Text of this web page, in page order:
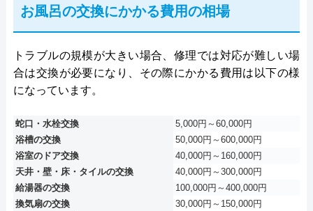
お風呂の交換にかかる費用の相場
トラブルの規模が大きい場合、修理では対応が難しい場
合は交換が必要になり、その際にかかる費用は以下の様
になっています。
蛇口・水栓交換
5,000円～60,000円
浴槽の交換
50,000円～600,000円
浴室のドア交換
40,000円～160,000円
天井・壁・床・タイルの交換
40,000円～300,000円
給湯器の交換
100,000円～400,000円
換気扇の交換
30,000円～150,000円